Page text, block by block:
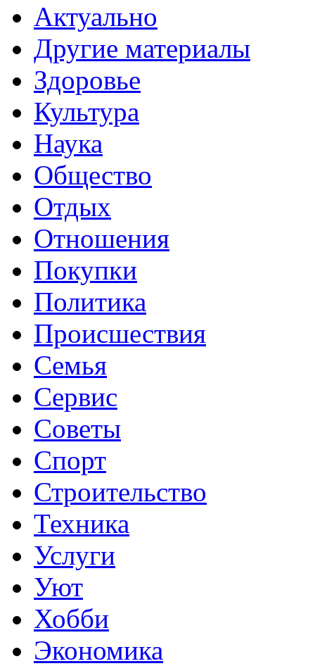
Актуально
Другие материалы
Здоровье
Культура
Наука
Общество
Отдых
Отношения
Покупки
Политика
Происшествия
Семья
Сервис
Советы
Спорт
Строительство
Техника
Услуги
Уют
Хобби
Экономика